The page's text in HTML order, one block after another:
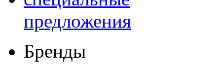
предложения
Бренды